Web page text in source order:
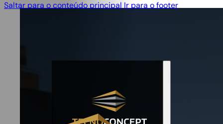
Saltar para o conteúdo principal Ir para o footer